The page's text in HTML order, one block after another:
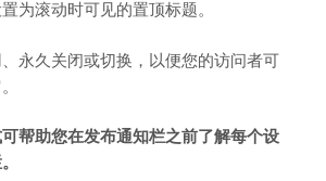
为滚动时可见的置顶标题。
永久关闭或切换，以便您的访问者可
帮助您在发布通知栏之前了解每个设